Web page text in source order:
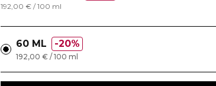
192,00 € / 100 ml
60 ML 20%
192,00 € / 100 ml